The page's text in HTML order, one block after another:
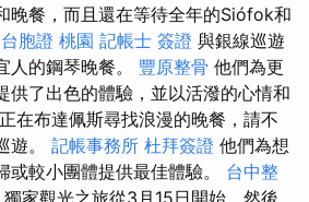
晚餐，而且還在等待全年的Siófok和
台胞證 桃園 記帳士 簽證 與銀線巡遊
人的鋼琴晚餐。 豐原整骨 他們為更
供了出色的體驗，並以活潑的心情和
在布達佩斯尋找浪漫的晚餐，請不
遊。 記帳事務所 杜拜簽證 他們為想
或較小團體提供最佳體驗。 台中整
獨家觀光之旅從3月15日開始，然後